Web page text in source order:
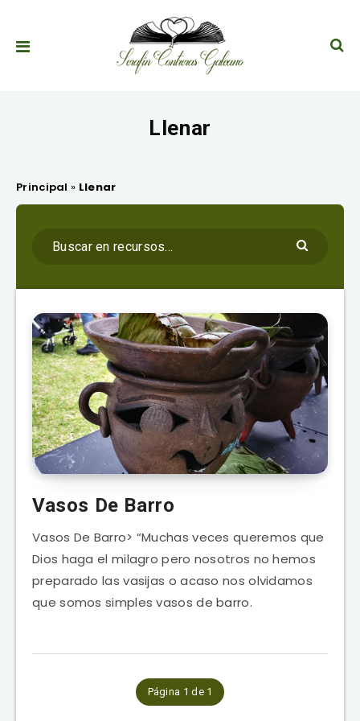
Llenar
Principal » Llenar
Vasos De Barro
Vasos De Barro> “Muchas veces queremos que
Dios haga el milagro pero nosotros no hemos
preparado las vasijas o acaso nos olvidamos
que somos simples vasos de barro.
Página 1 de 1